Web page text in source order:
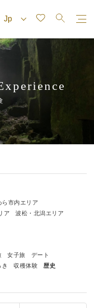
ら市内エリア
ア
波松・北潟エリア
女子旅
デート
き 収穫体験
歴史